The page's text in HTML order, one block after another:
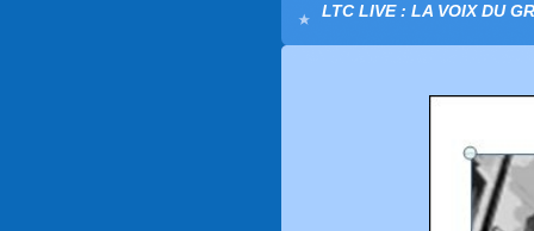
LTC LIVE : LA VOIX DU